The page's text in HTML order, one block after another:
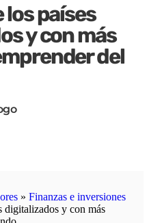
los países
y con más
del
» Finanzas e inversiones
digitalizados y con más